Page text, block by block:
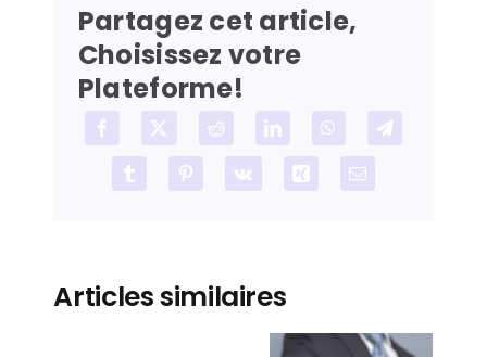
Partagez cet article,
Choisissez votre
Plateforme!
Facebook Reddit LinkedIn WhatsAppTelegram
Tumblr PinterestVk Email
Articles similaires